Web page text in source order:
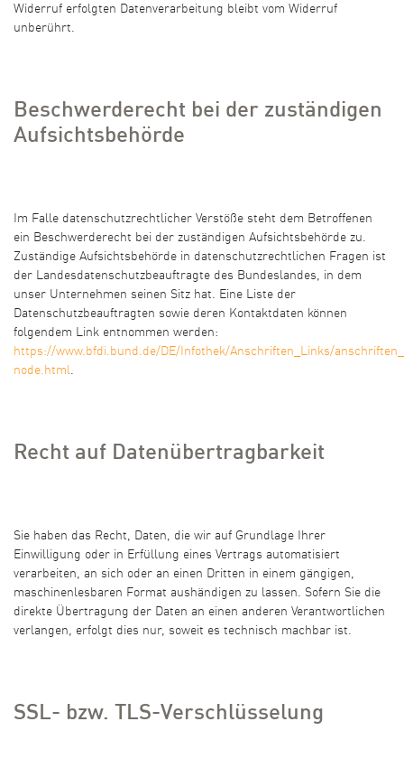
Widerruf erfolgten Datenverarbeitung bleibt vom Widerruf
unberührt.
Beschwerderecht bei der zuständigen
Aufsichtsbehörde
Im Falle datenschutzrechtlicher Verstöße steht dem Betroffenen
ein Beschwerderecht bei der zuständigen Aufsichtsbehörde zu.
Zuständige Aufsichtsbehörde in datenschutzrechtlichen Fragen ist
der Landesdatenschutzbeauftragte des Bundeslandes, in dem
unser Unternehmen seinen Sitz hat. Eine Liste der
Datenschutzbeauftragten sowie deren Kontaktdaten können
folgendem Link entnommen werden:
https://www.bfdi.bund.de/DE/Infothek/Anschriften_Links/
node.html.
Recht auf Datenübertragbarkeit
Sie haben das Recht, Daten, die wir auf Grundlage Ihrer
Einwilligung oder in Erfüllung eines Vertrags automatisiert
verarbeiten, an sich oder an einen Dritten in einem gängigen,
maschinenlesbaren Format aushändigen zu lassen. Sofern Sie die
direkte Übertragung der Daten an einen anderen Verantwortlichen
verlangen, erfolgt dies nur, soweit es technisch machbar ist.
SSL- bzw. TLS-Verschlüsselung